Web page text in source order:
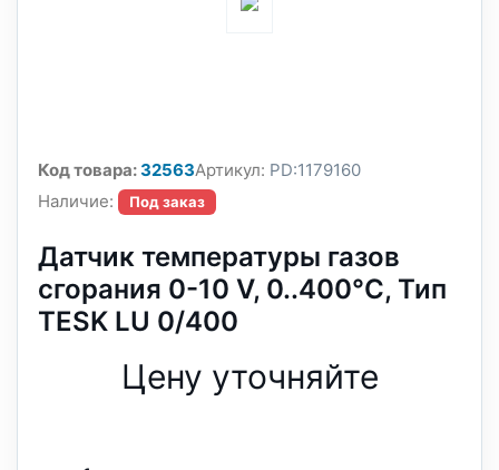
Код товара:32563Артикул: PD:1179160
Наличие:
Под заказ
Датчик температуры газов
сгорания 0-10 V, 0..400°C, Тип
TESK LU 0/400
Цену уточняйте